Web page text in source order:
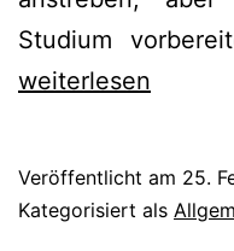
Studium
weiterlesen
Veröffentlicht am 25.
Kategorisiert als